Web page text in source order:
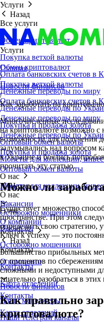
Услуги
Назад
Все услуги
Обмен криптовалют
Покупка ветхой валюты
Оплата банковских счетов в
Денежные переводы по миру
Денежные переводы по
Покупка и продажа золота
Оптовый обмен валюты
Монеты для коллекции,
О нас
Назад
О нас
Вакансии
Осторожно мошенники
О компании
Контакты
Назад
Контакты
Контакты
Карта отделений
Наши менеджеры
Наши телеграм каналы
Услуги
Обмен криптовалют
Покупка ветхой валюты
Оплата банковских счетов в
Денежные переводы по миру
Денежные переводы по
Покупка и продажа золота
Оптовый обмен валюты
Монеты для коллекции,
О нас
Вакансии
Осторожно мошенники
О компании
Новости финансов
Контакты
Карта отделений
Главная
/
Новости финансов
/
Как заработать на
Многочисленные
на криптовалюте возможно с
возможности для получения
задумывались над вопросом
в Украине и боялись
прочитать эту статью.
Можно ли
Существует множество
пространстве. При этом
определить свою стратегию,
Ключ к успеху — это
Большинство прибыльных
от процентов по
сложными и недоступными
тщательно разобраться в этих
Как правильно
криптовалюте?